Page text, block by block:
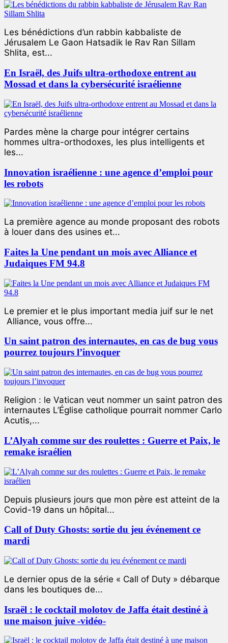
Les bénédictions d’un rabbin kabbaliste de
Jérusalem Le Gaon Hatsadik le Rav Ran Sillam
Shlita, est...
En Israël, des Juifs ultra-orthodoxe entrent au
Mossad et dans la cybersécurité israélienne
Pardes mène la charge pour intégrer certains
hommes ultra-orthodoxes, les plus intelligents et
les...
Innovation israélienne : une agence d’emploi pour
les robots
La première agence au monde proposant des robots
à louer dans des usines et...
Faites la Une pendant un mois avec Alliance et
Judaiques FM 94.8
Le premier et le plus important media juif sur le net
Alliance, vous offre...
Un saint patron des internautes, en cas de bug vous
pourrez toujours l’invoquer
Religion : le Vatican veut nommer un saint patron des
internautes L’Église catholique pourrait nommer Carlo
Acutis,...
L’Alyah comme sur des roulettes : Guerre et Paix, le
remake israélien
Depuis plusieurs jours que mon père est atteint de la
Covid-19 dans un hôpital...
Call of Duty Ghosts: sortie du jeu événement ce
mardi
Le dernier opus de la série « Call of Duty » débarque
dans les boutiques de...
Israël : le cocktail molotov de Jaffa était destiné à
une maison juive -vidéo-